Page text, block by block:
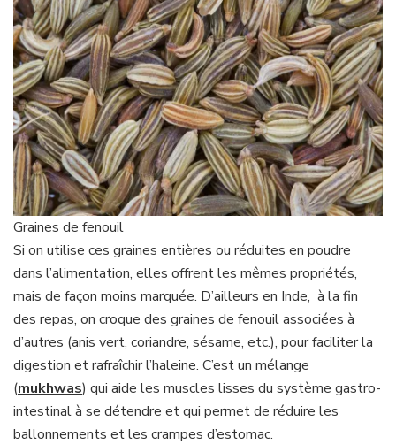
Graines de fenouil
Si on utilise ces graines entières ou réduites en poudre
dans l’alimentation, elles offrent les mêmes propriétés,
mais de façon moins marquée. D’ailleurs en Inde, à la fin
des repas, on croque des graines de fenouil associées à
d’autres (anis vert, coriandre, sésame, etc.), pour faciliter la
digestion et rafraîchir l’haleine. C’est un mélange
(mukhwas) qui aide les muscles lisses du système gastro-
intestinal à se détendre et qui permet de réduire les
ballonnements et les crampes d’estomac.